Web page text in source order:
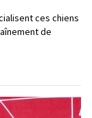
ces chiens
de